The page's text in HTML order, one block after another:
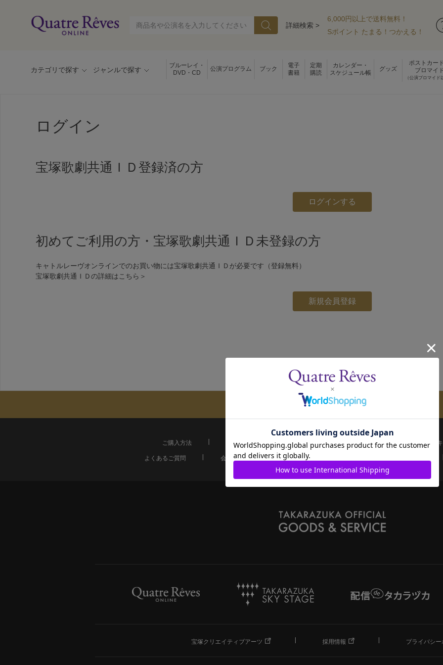
詳細検索 >
6,000円以上で送料無料！
Sポイント たまる！つかえる！
カテゴリで探す ジャンルで探す
ブルーレイ・
DVD・CD
公演プログラム ブック
電子
書籍
定期
購読
カレンダー・
スケジュール帳
グッズ
ポストカー
ブロマイド
（公演ブロマイド
ログイン
宝塚歌劇共通ＩＤ登録済の方
初めてご利用の方・宝塚歌劇共通ＩＤ未登録の方
キャトルレーヴオンラインでのお買い物には宝塚歌劇共通ＩＤが必要です（登録無料）
宝塚歌劇共通ＩＤの詳細は こちら＞
メールマガジンのご案内
ご購入方法 配送について お支払い方法 決済について
よくあるご質問
会員ページ 宝塚歌劇共通ID新規会員登録
宝塚クリエイティブアーツ 採用情報 プライバシ